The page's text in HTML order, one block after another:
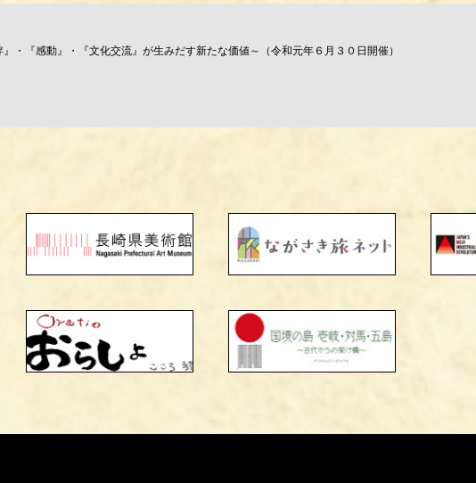
・『感動』・『文化交流』が生みだす新たな価値～（令和元年６月３０日開催）